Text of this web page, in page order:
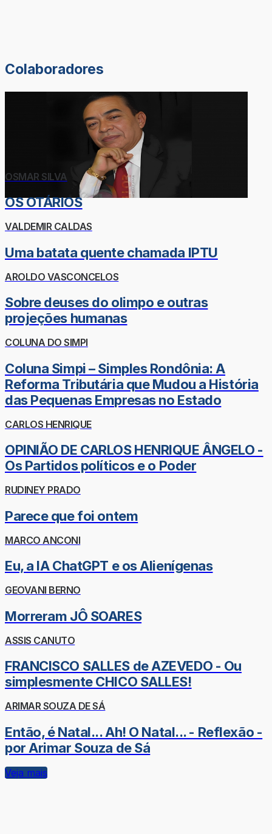
Colaboradores
OSMAR SILVA
OS OTÁRIOS
VALDEMIR CALDAS
Uma batata quente chamada IPTU
AROLDO VASCONCELOS
Sobre deuses do olimpo e outras
projeções humanas
COLUNA DO SIMPI
Coluna Simpi – Simples Rondônia: A
Reforma Tributária que Mudou a História
das Pequenas Empresas no Estado
CARLOS HENRIQUE
OPINIÃO DE CARLOS HENRIQUE ÂNGELO -
Os Partidos políticos e o Poder
RUDINEY PRADO
Parece que foi ontem
MARCO ANCONI
Eu, a IA ChatGPT e os Alienígenas
GEOVANI BERNO
Morreram JÔ SOARES
ASSIS CANUTO
FRANCISCO SALLES de AZEVEDO - Ou
simplesmente CHICO SALLES!
ARIMAR SOUZA DE SÁ
Então, é Natal... Ah! O Natal... - Reflexão -
por Arimar Souza de Sá
Veja mais